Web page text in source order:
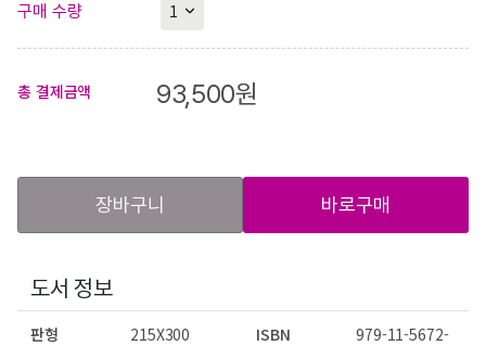
구매 수량
총 결제금액 93,500원
장바구니 바로구매
도서 정보
판형 215X300 ISBN
979-11-5672-